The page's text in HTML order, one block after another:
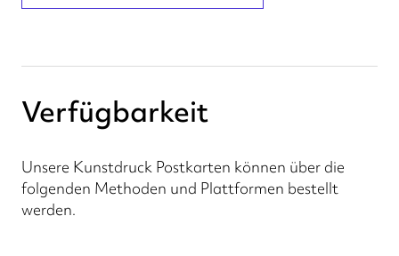
Verfügbarkeit
Unsere Kunstdruck Postkarten können über die
folgenden Methoden und Plattformen bestellt
werden.